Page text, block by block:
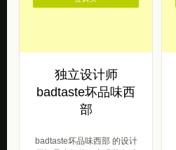
独立设计师
badtaste坏品味西
部
badtaste坏品味西部 的设计